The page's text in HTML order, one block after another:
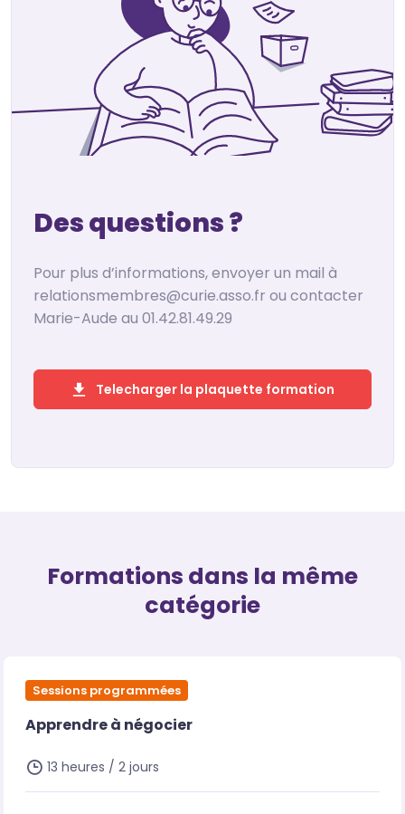
Des questions ?
Pour plus d’informations, envoyer un mail à
relationsmembres@curie.asso.fr ou contacter
Marie-Aude au 01.42.81.49.29
Telecharger la plaquette formation
Formations dans la même
catégorie
Sessions programmées
Apprendre à négocier
13 heures / 2 jours